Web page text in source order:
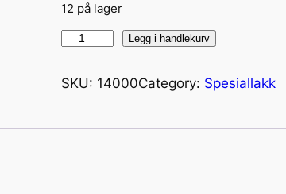
12 på lager
N
Legg i handlekurv
SKU: 14000Category: Spesiallakk